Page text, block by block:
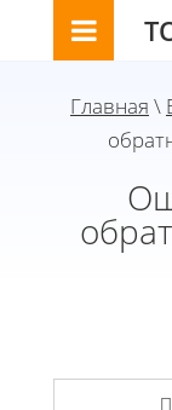
Главная \